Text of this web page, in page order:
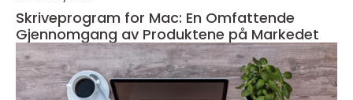
Skriveprogram for Mac: En Omfattende
Gjennomgang av Produktene på Markedet